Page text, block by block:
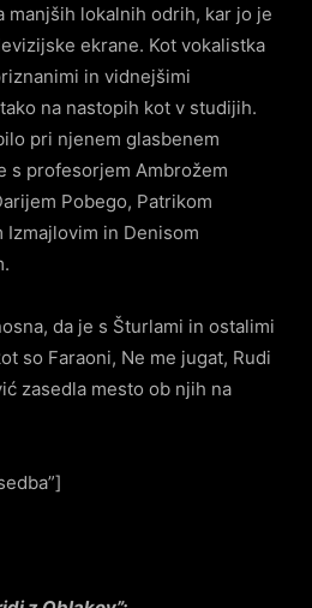
manjših lokalnih odrih, kar jo je
ekrane. Kot vokalistka
in vidnejšimi
na nastopih kot v studijih.
pri njenem glasbenem
s profesorjem Ambrožem
Pobego, Patrikom
Izmajlovim in Denisom
da je s Šturlami in ostalimi
so Faraoni, Ne me jugat, Rudi
zasedla mesto ob njih na